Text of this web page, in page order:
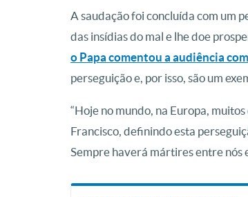
A saudação foi concluída com um
das insídias do mal e lhe doe
o Papa comentou a audiência
perseguição e, por isso, são um
“Hoje no mundo, na Europa,
Francisco, definindo esta
Sempre haverá mártires entre nós